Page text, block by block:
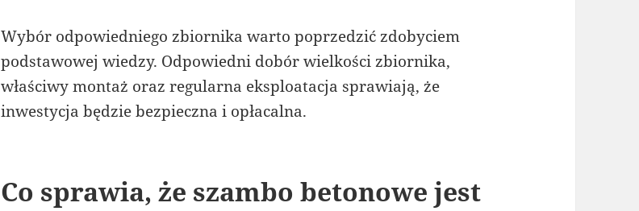
Wybór odpowiedniego zbiornika warto poprzedzić zdobyciem
podstawowej wiedzy. Odpowiedni dobór wielkości zbiornika,
właściwy montaż oraz regularna eksploatacja sprawiają, że
inwestycja będzie bezpieczna i opłacalna.
Co sprawia, że szambo betonowe jest